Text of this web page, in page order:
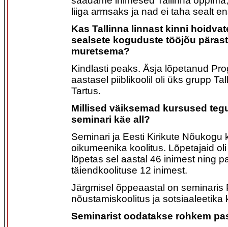
liiga armsaks ja nad ei taha sealt
Kas Tallinna linnast kinni
sealsete koguduste tööjõu
muretsema?
Kindlasti peaks. Äsja lõpetanud
aastasel piiblikoolil oli üks grupp
Tartus.
Millised väiksemad kursused
seminari käe all?
Seminari ja Eesti Kirikute Nõukogu
oikumeenika koolitus. Lõpetajaid
lõpetas sel aastal 46 inimest ning
täiendkoolituse 12 inimest.
Järgmisel õppeaastal on seminaris
nõustamiskoolitus ja sotsiaaleetika
Seminarist oodatakse rohkem